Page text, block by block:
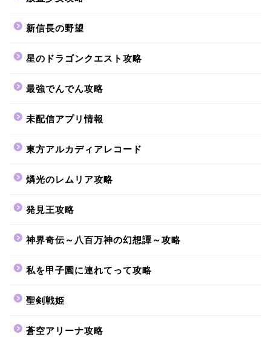
新信長の野望
星のドラゴンクエスト攻略
最強でんでん攻略
未配信アプリ情報
東方アルカディアレコード
燐光のレムリア攻略
発見王攻略
神界奇伝～八百万神の幻想譚～攻略
私を甲子園に連れてって攻略
聖剣戦姫
蒼空アリーナ攻略